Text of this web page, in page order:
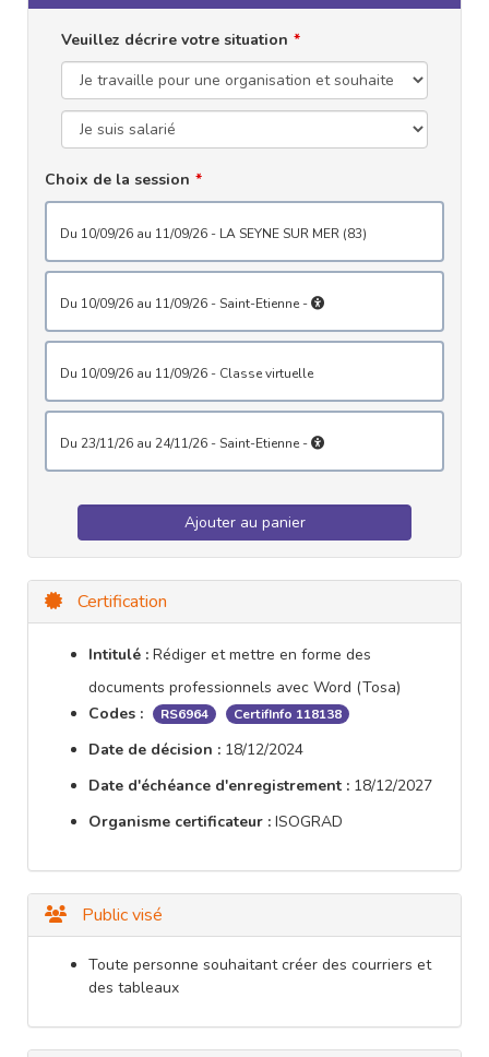
Veuillez décrire votre situation
Choix de la session
du 10/09/26 au 11/09/26 - LA SEYNE SUR MER (83)
du 10/09/26 au 11/09/26 - Saint-Etienne -
du 10/09/26 au 11/09/26 - Classe virtuelle
du 23/11/26 au 24/11/26 - Saint-Etienne -
Ajouter au panier
Certification
Intitulé : Rédiger et mettre en forme des
documents professionnels avec Word (Tosa)
Codes :
RS6964 CertifInfo 118138
Date de décision : 18/12/2024
Date d'échéance d'enregistrement : 18/12/2027
Organisme certificateur : ISOGRAD
Public visé
Toute personne souhaitant créer des courriers et
des tableaux